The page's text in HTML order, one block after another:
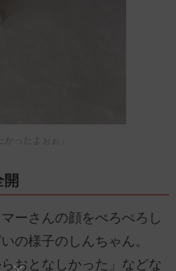
かったよぉぉ」
ーさんの顔をぺろぺろし
の様子のしんちゃん。
おとなしかった」などな